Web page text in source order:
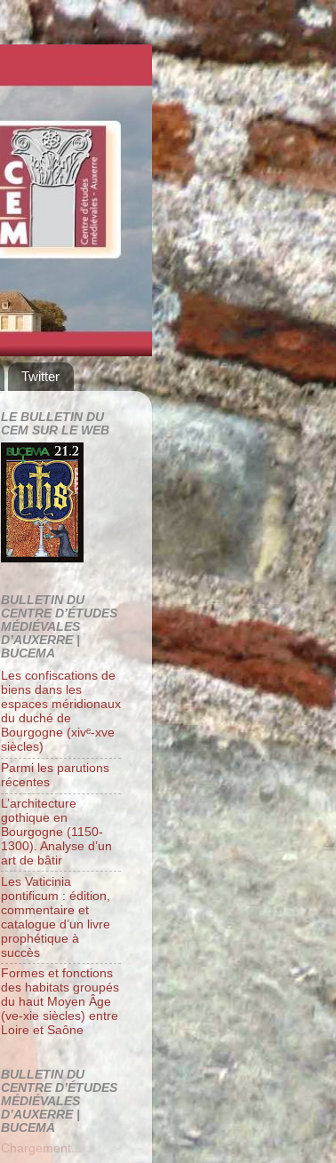
Twitter
LE BULLETIN DU
CEM SUR LE WEB
BULLETIN DU
CENTRE D’ÉTUDES
MÉDIÉVALES
D’AUXERRE |
BUCEMA
Les confiscations de
biens dans les
espaces méridionaux
du duché de
Bourgogne (xivᵉ-xve
siècles)
Parmi les parutions
récentes
L’architecture
gothique en
Bourgogne (1150-
1300). Analyse d’un
art de bâtir
Les Vaticinia
pontificum : édition,
commentaire et
catalogue d’un livre
prophétique à
succès
Formes et fonctions
des habitats groupés
du haut Moyen Âge
(ve-xie siècles) entre
Loire et Saône
BULLETIN DU
CENTRE D’ÉTUDES
MÉDIÉVALES
D’AUXERRE |
BUCEMA
Chargement...